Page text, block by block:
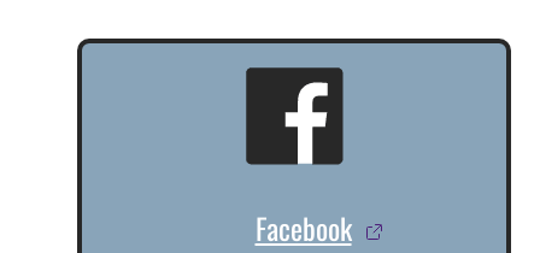
Facebook